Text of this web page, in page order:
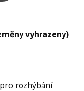
vyhrazeny)
pro rozhýbání